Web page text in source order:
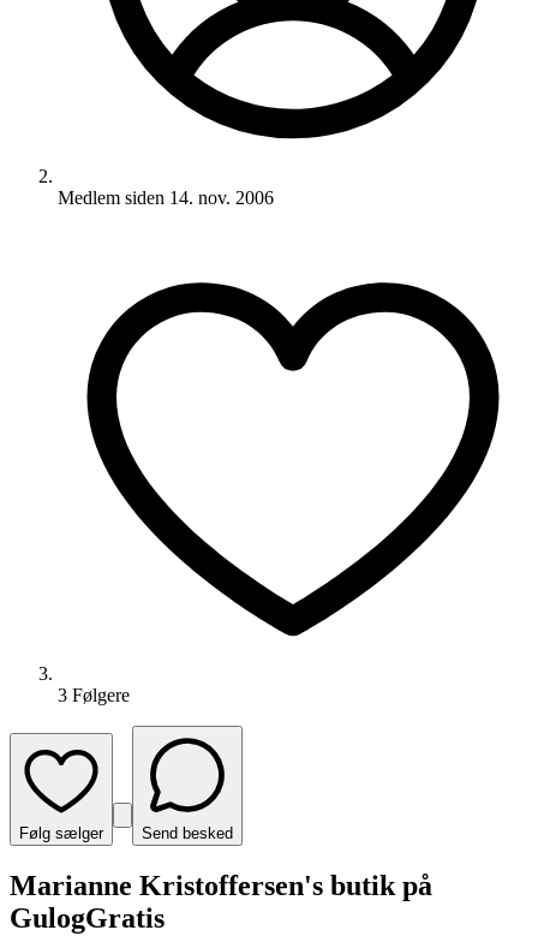
Medlem siden 14. nov. 2006
3 Følgere
Følg sælger Send besked
Marianne Kristoffersen's butik på
GulogGratis